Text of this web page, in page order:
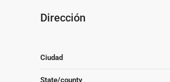
gastos de gestoría, y cualesquiera
correspondan a la parte compradora,
o urbe2@remax.es.~Honorarios de
Dirección
Ciudad
State/county